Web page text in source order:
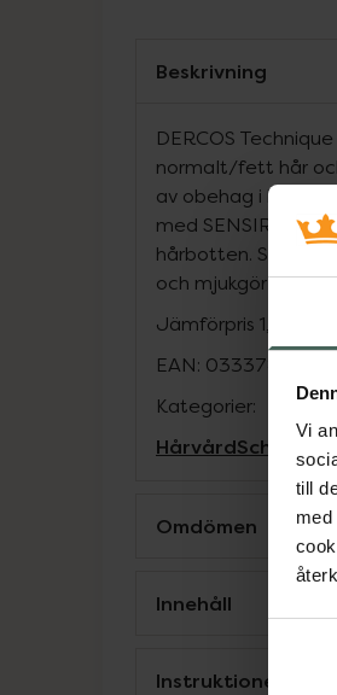
Vi
till
Beskrivning
DERCOS
normalt/fett hår
av obehag i
med SENSIRINE
hårbotten. Stärker
och mjukgör håret
Jämförpris 1,03 kr
EAN:
Kategorier:
HårvårdSchampo
Omdömen
Innehåll
Instruktioner